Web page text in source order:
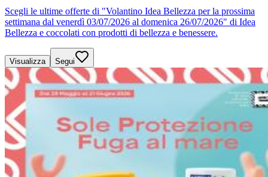
Scegli le ultime offerte di "Volantino Idea Bellezza per la prossima
settimana dal venerdì 03/07/2026 al domenica 26/07/2026" di Idea
Bellezza e coccolati con prodotti di bellezza e benessere.
Visualizza Segui